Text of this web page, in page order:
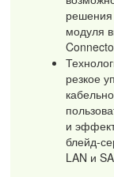
модуля
резкое
и
блейд-
LAN и